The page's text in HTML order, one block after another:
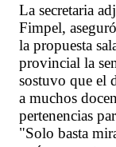
La secretaria
Fimpel,
la propuesta
provincial la
sostuvo que el
a muchos
pertenencias
"Solo basta